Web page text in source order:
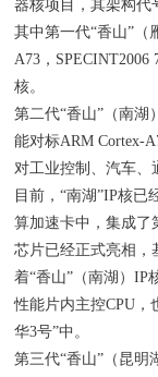
器核项目，其架构代
其中第一代“香山”（
A73，
核。
第二代“香山”（南湖
能对标ARM Cortex-
对工业控制、汽车、
目前，“南湖”IP核已
算加速卡中，集成了
芯片已经正式亮相，
着“香山”（南湖）IP
性能片内主控CPU，
华3号”中。
第三代“香山”（昆明